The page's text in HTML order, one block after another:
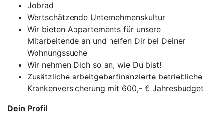
Jobrad
Wertschätzende Unternehmenskultur
Wir bieten Appartements für unsere
Mitarbeitende an und helfen Dir bei Deiner
Wohnungssuche
Wir nehmen Dich so an, wie Du bist!
Zusätzliche arbeitgeberfinanzierte betriebliche
Krankenversicherung mit 600,- € Jahresbudget
Dein Profil